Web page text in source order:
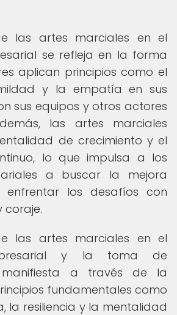
las artes marciales en el
se refleja en la forma
aplican principios como el
y la empatía en sus
sus equipos y otros actores
las artes marciales
de crecimiento y el
lo que impulsa a los
a buscar la mejora
los desafíos con
coraje.
las artes marciales en el
y la toma de
manifiesta a través de la
fundamentales como
la resiliencia y la mentalidad